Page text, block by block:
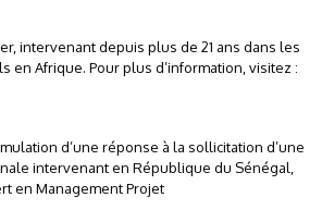
intervenant depuis plus de 21 ans dans les
en Afrique. Pour plus d’information, visitez :
d’une réponse à la sollicitation d’une
intervenant en République du Sénégal,
en Management Projet